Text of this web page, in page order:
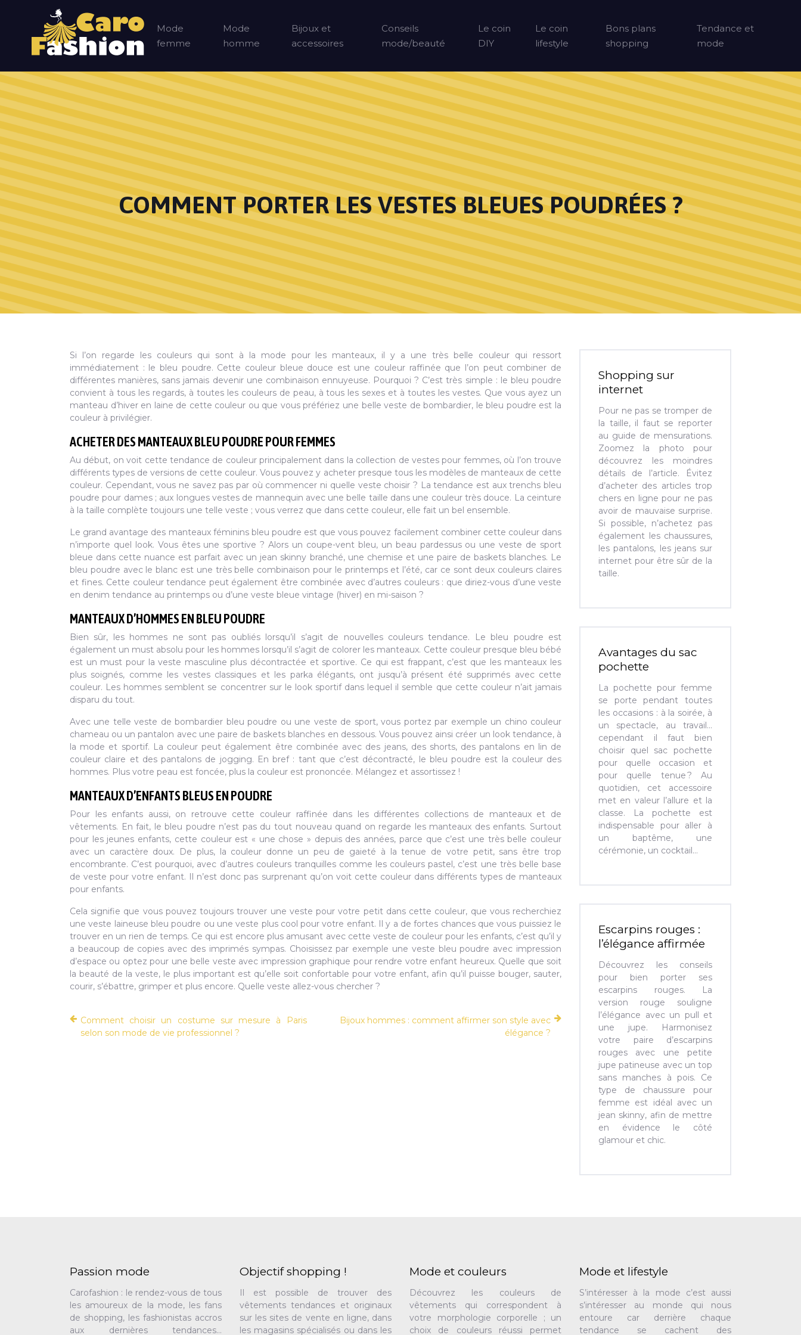
Mode
femme
Mode
homme
Bijoux et
accessoires
Conseils
mode/beauté
Le coin
DIY
Le coin
lifestyle
Bons plans
shopping
Tendance et
mode
COMMENT PORTER LES VESTES BLEUES POUDRÉES ?
Si l’on regarde les couleurs qui sont à la mode pour les manteaux, il y a une très belle couleur qui ressort
immédiatement : le bleu poudre. Cette couleur bleue douce est une couleur raffinée que l’on peut combiner de
différentes manières, sans jamais devenir une combinaison ennuyeuse. Pourquoi ? C’est très simple : le bleu poudre
convient à tous les regards, à toutes les couleurs de peau, à tous les sexes et à toutes les vestes. Que vous ayez un
manteau d’hiver en laine de cette couleur ou que vous préfériez une belle veste de bombardier, le bleu poudre est la
couleur à privilégier.
ACHETER DES MANTEAUX BLEU POUDRE POUR FEMMES
Au début, on voit cette tendance de couleur principalement dans la collection de vestes pour femmes, où l’on trouve
différents types de versions de cette couleur. Vous pouvez y acheter presque tous les modèles de manteaux de cette
couleur. Cependant, vous ne savez pas par où commencer ni quelle veste choisir ? La tendance est aux trenchs bleu
poudre pour dames ; aux longues vestes de mannequin avec une belle taille dans une couleur très douce. La ceinture
à la taille complète toujours une telle veste ; vous verrez que dans cette couleur, elle fait un bel ensemble.
Le grand avantage des manteaux féminins bleu poudre est que vous pouvez facilement combiner cette couleur dans
n’importe quel look. Vous êtes une sportive ? Alors un coupe-vent bleu, un beau pardessus ou une veste de sport
bleue dans cette nuance est parfait avec un jean skinny branché, une chemise et une paire de baskets blanches. Le
bleu poudre avec le blanc est une très belle combinaison pour le printemps et l’été, car ce sont deux couleurs claires
et fines. Cette couleur tendance peut également être combinée avec d’autres couleurs : que diriez-vous d’une veste
en denim tendance au printemps ou d’une veste bleue vintage (hiver) en mi-saison ?
MANTEAUX D’HOMMES EN BLEU POUDRE
Bien sûr, les hommes ne sont pas oubliés lorsqu’il s’agit de nouvelles couleurs tendance. Le bleu poudre est
également un must absolu pour les hommes lorsqu’il s’agit de colorer les manteaux. Cette couleur presque bleu bébé
est un must pour la veste masculine plus décontractée et sportive. Ce qui est frappant, c’est que les manteaux les
plus soignés, comme les vestes classiques et les parka élégants, ont jusqu’à présent été supprimés avec cette
couleur. Les hommes semblent se concentrer sur le look sportif dans lequel il semble que cette couleur n’ait jamais
disparu du tout.
Avec une telle veste de bombardier bleu poudre ou une veste de sport, vous portez par exemple un chino couleur
chameau ou un pantalon avec une paire de baskets blanches en dessous. Vous pouvez ainsi créer un look tendance, à
la mode et sportif. La couleur peut également être combinée avec des jeans, des shorts, des pantalons en lin de
couleur claire et des pantalons de jogging. En bref : tant que c’est décontracté, le bleu poudre est la couleur des
hommes. Plus votre peau est foncée, plus la couleur est prononcée. Mélangez et assortissez !
MANTEAUX D’ENFANTS BLEUS EN POUDRE
Pour les enfants aussi, on retrouve cette couleur raffinée dans les différentes collections de manteaux et de
vêtements. En fait, le bleu poudre n’est pas du tout nouveau quand on regarde les manteaux des enfants. Surtout
pour les jeunes enfants, cette couleur est « une chose » depuis des années, parce que c’est une très belle couleur
avec un caractère doux. De plus, la couleur donne un peu de gaieté à la tenue de votre petit, sans être trop
encombrante. C’est pourquoi, avec d’autres couleurs tranquilles comme les couleurs pastel, c’est une très belle base
de veste pour votre enfant. Il n’est donc pas surprenant qu’on voit cette couleur dans différents types de manteaux
pour enfants.
Cela signifie que vous pouvez toujours trouver une veste pour votre petit dans cette couleur, que vous recherchiez
une veste laineuse bleu poudre ou une veste plus cool pour votre enfant. Il y a de fortes chances que vous puissiez le
trouver en un rien de temps. Ce qui est encore plus amusant avec cette veste de couleur pour les enfants, c’est qu’il y
a beaucoup de copies avec des imprimés sympas. Choisissez par exemple une veste bleu poudre avec impression
d’espace ou optez pour une belle veste avec impression graphique pour rendre votre enfant heureux. Quelle que soit
la beauté de la veste, le plus important est qu’elle soit confortable pour votre enfant, afin qu’il puisse bouger, sauter,
courir, s’ébattre, grimper et plus encore. Quelle veste allez-vous chercher ?
Comment choisir un costume sur mesure à Paris
selon son mode de vie professionnel ?
Bijoux hommes : comment affirmer son style avec
élégance ?
Shopping sur
internet
Pour ne pas se tromper de
la taille, il faut se reporter
au guide de mensurations.
Zoomez la photo pour
découvrez les moindres
détails de l’article. Évitez
d’acheter des articles trop
chers en ligne pour ne pas
avoir de mauvaise surprise.
Si possible, n’achetez pas
également les chaussures,
les pantalons, les jeans sur
internet pour être sûr de la
taille.
Avantages du sac
pochette
La pochette pour femme
se porte pendant toutes
les occasions : à la soirée, à
un spectacle, au travail…
cependant il faut bien
choisir quel sac pochette
pour quelle occasion et
pour quelle tenue ? Au
quotidien, cet accessoire
met en valeur l’allure et la
classe. La pochette est
indispensable pour aller à
un baptême, une
cérémonie, un cocktail…
Escarpins rouges :
l’élégance affirmée
Découvrez les conseils
pour bien porter ses
escarpins rouges. La
version rouge souligne
l’élégance avec un pull et
une jupe. Harmonisez
votre paire d’escarpins
rouges avec une petite
jupe patineuse avec un top
sans manches à pois. Ce
type de chaussure pour
femme est idéal avec un
jean skinny, afin de mettre
en évidence le côté
glamour et chic.
Passion mode
Carofashion : le rendez-vous de tous
les amoureux de la mode, les fans
de shopping, les fashionistas accros
aux dernières tendances…
Objectif shopping !
Il est possible de trouver des
vêtements tendances et originaux
sur les sites de vente en ligne, dans
les magasins spécialisés ou dans les
Mode et couleurs
Découvrez les couleurs de
vêtements qui correspondent à
votre morphologie corporelle ; un
choix de couleurs réussi permet
Mode et lifestyle
S’intéresser à la mode c’est aussi
s’intéresser au monde qui nous
entoure car derrière chaque
tendance se cachent des